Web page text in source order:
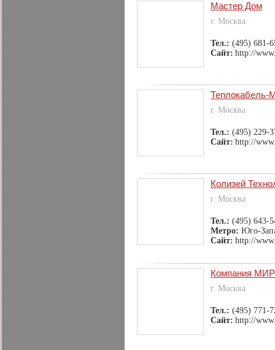
Мастер Дом
г. Москва
Тел.: (495) 681-
Сайт: http://
Теплокабель-
г. Москва
Тел.: (495) 229-
Сайт: http://
Колизей
г. Москва
Тел.: (495) 643-
Метро: Юго-
Сайт: http://
Компания
г. Москва
Тел.: (495) 771-
Сайт: http://